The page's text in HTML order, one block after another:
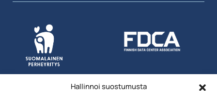
Hallinnoi suostumusta